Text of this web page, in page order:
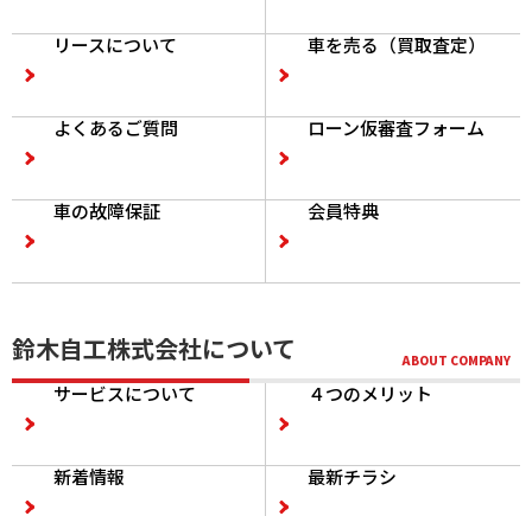
リースについて 車を売る（買取査定）
よくあるご質問 ローン仮審査フォーム
車の故障保証 会員特典
鈴木自工株式会社について
サービスについて ４つのメリット
新着情報 最新チラシ